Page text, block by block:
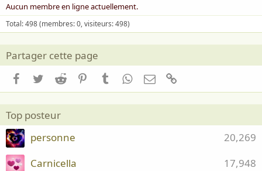
Aucun membre en ligne actuellement.
Total: 498 (membres: 0, visiteurs: 498)
Partager cette page
Facebook
TwitterReddit PinterestTumblrWhatsApp
Email
Top posteur
20,269
personne
17,948
Carnicella